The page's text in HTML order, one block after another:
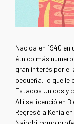
Nacida en 1940
étnico más
gran interés por el
pequeña, lo que
Estados Unidos y
Allí se licenció en
Regresó a Kenia